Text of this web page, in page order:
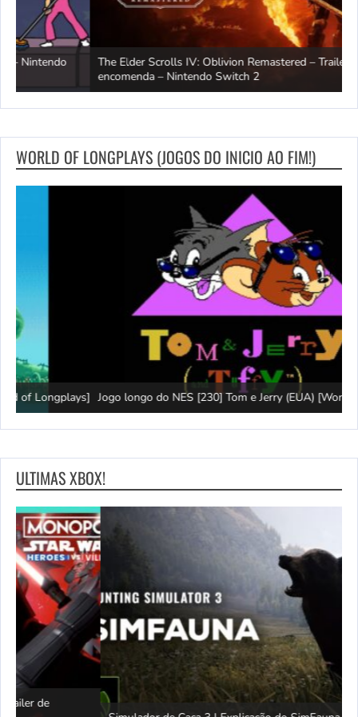
The Elder Scrolls IV: Oblivion Remastered – Trailer de pré-
encomenda – Nintendo Switch 2
WORLD OF LONGPLAYS (JOGOS DO INICIO AO FIM!)
Jogo longo do NES [230] Tom e Jerry (EUA) [World of Longplays]
ULTIMAS XBOX!